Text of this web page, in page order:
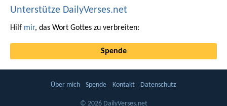
Unterstütze DailyVerses.net
Hilf mir, das Wort Gottes zu verbreiten:
Spende
Über mich Spende Kontakt Datenschutz
© 2026 DailyVerses.net